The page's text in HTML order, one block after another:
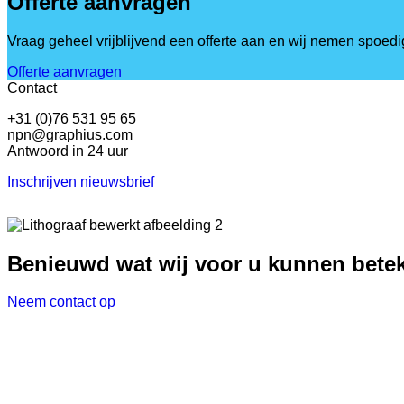
Vraag geheel vrijblijvend een offerte aan en wij nemen
Offerte aanvragen
Contact
+31 (0)76 531 95 65
npn@graphius.com
Antwoord in 24 uur
Inschrijven nieuwsbrief
Benieuwd wat wij voor u kunnen
Neem contact op